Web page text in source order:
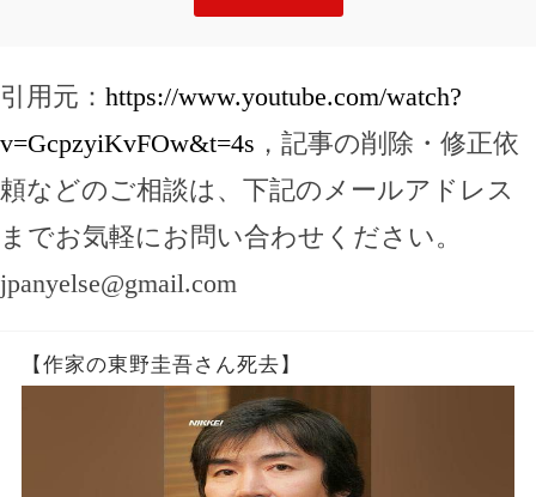
引用元： https://www.youtube.com/watch?
v=GcpzyiKvFOw&t=4s ，記事の削除・修正依
頼などのご相談は、下記のメールアドレス
までお気軽にお問い合わせください。
jpanyelse@gmail.com
【作家の東野圭吾さん死去】